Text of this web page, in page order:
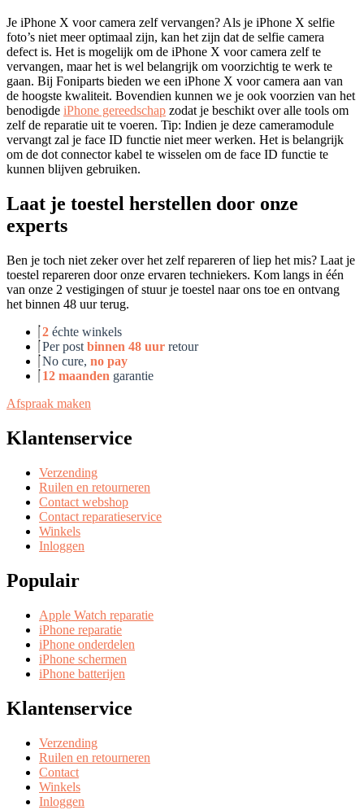
Je iPhone X voor camera zelf vervangen? Als je iPhone X selfie
foto’s niet meer optimaal zijn, kan het zijn dat de selfie camera
defect is. Het is mogelijk om de iPhone X voor camera zelf te
vervangen, maar het is wel belangrijk om voorzichtig te werk te
gaan. Bij Foniparts bieden we een iPhone X voor camera aan van
de hoogste kwaliteit. Bovendien kunnen we je ook voorzien van het
benodigde iPhone gereedschap zodat je beschikt over alle tools om
zelf de reparatie uit te voeren. Tip: Indien je deze cameramodule
vervangt zal je face ID functie niet meer werken. Het is belangrijk
om de dot connector kabel te wisselen om de face ID functie te
kunnen blijven gebruiken.
Laat je toestel herstellen door onze
experts
Ben je toch niet zeker over het zelf repareren of liep het mis? Laat je
toestel repareren door onze ervaren techniekers. Kom langs in één
van onze 2 vestigingen of stuur je toestel naar ons toe en ontvang
het binnen 48 uur terug.
2 échte winkels
Per post binnen 48 uur retour
No cure, no pay
12 maanden garantie
Afspraak maken
Klantenservice
Verzending
Ruilen en retourneren
Contact webshop
Contact reparatieservice
Winkels
Inloggen
Populair
Apple Watch reparatie
iPhone reparatie
iPhone onderdelen
iPhone schermen
iPhone batterijen
Klantenservice
Verzending
Ruilen en retourneren
Contact
Winkels
Inloggen